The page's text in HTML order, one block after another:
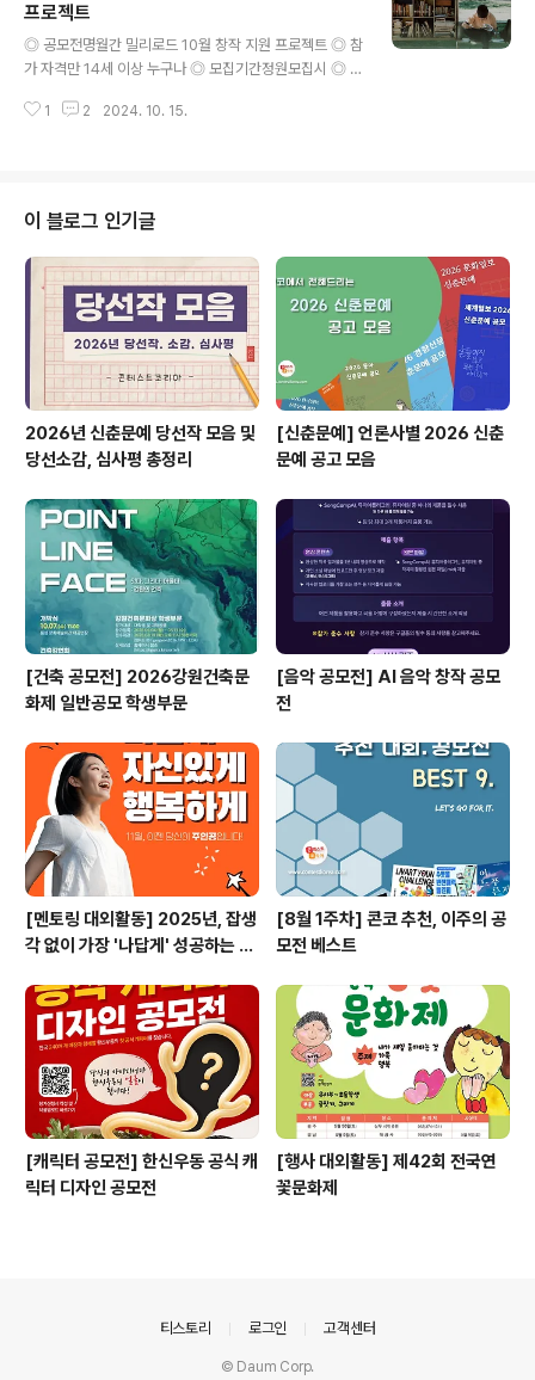
읽고 난 후 경험한 내적 변화※편지 수신자(받는 이)는 ‘저
자’, ‘책 속의 인물’, ‘나 자신’, ‘책을 추천하고 싶은 친구나
가족’등 응모자의 생각과 마음을 전달하고 싶은 사람이라
면 누구나 가능 ◎ 작품분량A4 용지 1장 이상 (글꼴 신명
조, 글자 크기 10포인트, 줄 간격 160) ◎ 시상내역- 대상
프로젝트
◎ 공모전명월간 밀리로드 10월 창작 지원 프로젝트 ◎ 참
가 자격만 14세 이상 누구나 ◎ 모집기간정원모집시 ◎ 접
세 이상 지원자 ◎ 출품 규격1화 최소 분량 1,000자 이
4/event/11v18e1lk386214t?nav_hidden=y?refer
rer=contestkorea ◎ 문 의밀리의 서재 [관리 > 고객
센터 > 1:1문의] 또는, 안내 페이지 내 댓글로 문의 부탁드
립니다. ◎ 담당자 TIP- 추천 영감 키워드 '독파민'으로 글
1 2 2024. 10. 15.
이 블로그 인기글
2026년 신춘문예 당선작 모음 및
당선소감, 심사평 총정리
[신춘문예] 언론사별 2026 신춘
문예 공고 모음
[건축 공모전] 2026강원건축문
화제 일반공모 학생부문
[음악 공모전] AI 음악 창작 공모
전
[멘토링 대외활동] 2025년, 잡생
각 없이 가장 '나답게' 성공하는 법
[8월 1주차] 콘코 추천, 이주의 공
모전 베스트
[캐릭터 공모전] 한신우동 공식 캐
릭터 디자인 공모전
[행사 대외활동] 제42회 전국연
꽃문화제
티스토리 로그인 고객센터
© Daum Corp.